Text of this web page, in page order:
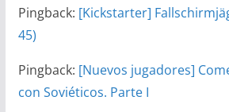
Pingback: [Kickstarter]
45)
Pingback: [Nuevos jugadores]
con Soviéticos. Parte I